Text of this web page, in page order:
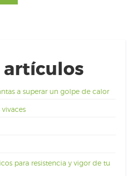
a superar un golpe de calor
para resistencia y vigor de tu